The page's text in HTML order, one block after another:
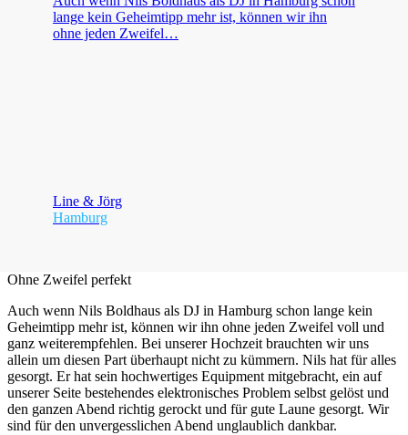
lange kein Geheimtipp mehr ist, können wir ihn
ohne jeden Zweifel…
Line & Jörg
Hamburg
Ohne Zweifel perfekt
Auch wenn Nils Boldhaus als DJ in Hamburg schon lange kein
Geheimtipp mehr ist, können wir ihn ohne jeden Zweifel voll und
ganz weiterempfehlen. Bei unserer Hochzeit brauchten wir uns
allein um diesen Part überhaupt nicht zu kümmern. Nils hat für alles
gesorgt. Er hat sein hochwertiges Equipment mitgebracht, ein auf
unserer Seite bestehendes elektronisches Problem selbst gelöst und
den ganzen Abend richtig gerockt und für gute Laune gesorgt. Wir
sind für den unvergesslichen Abend unglaublich dankbar.